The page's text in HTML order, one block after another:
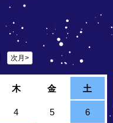
次月>
木 金 土
4 5 6